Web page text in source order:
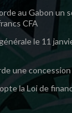
au Gabon un
CFA
le 11
une concession
la Loi de